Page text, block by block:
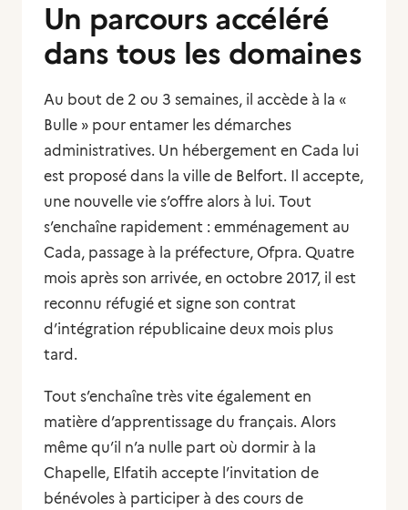
Un parcours accéléré
dans tous les domaines
Au bout de 2 ou 3 semaines, il accède à la «
Bulle » pour entamer les démarches
administratives. Un hébergement en Cada lui
est proposé dans la ville de Belfort. Il accepte,
une nouvelle vie s’offre alors à lui. Tout
s’enchaîne rapidement : emménagement au
Cada, passage à la préfecture, Ofpra. Quatre
mois après son arrivée, en octobre 2017, il est
reconnu réfugié et signe son contrat
d’intégration républicaine deux mois plus
tard.
Tout s’enchaîne très vite également en
matière d’apprentissage du français. Alors
même qu’il n’a nulle part où dormir à la
Chapelle, Elfatih accepte l’invitation de
bénévoles à participer à des cours de